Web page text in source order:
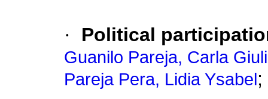
· Political
Guanilo Pareja, Carla
Pareja Pera, Lidia Ysabel ;